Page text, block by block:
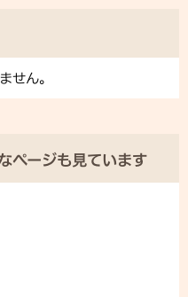
せん。
ページも見ています